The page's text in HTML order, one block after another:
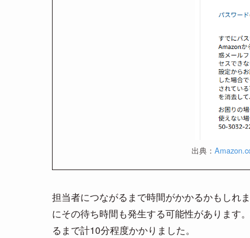
出典：
担当者につながるまで時間がかかるかもしれ
にその待ち時間も発生する可能性があります
るまで計10分程度かかりました。